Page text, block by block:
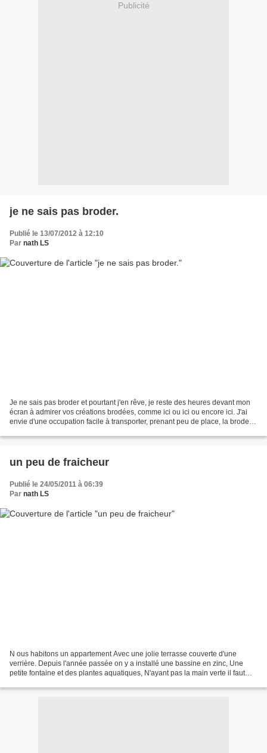
Publicité
je ne sais pas broder.
Publié le 13/07/2012 à 12:10
Par nath LS
Je ne sais pas broder et pourtant j'en rêve, je reste des heures devant mon
écran à admirer vos créations brodées, comme ici ou ici ou encore ici. J'ai
envie d'une occupation facile à transporter, prenant peu de place, la broderie
un peu de fraicheur
Publié le 24/05/2011 à 06:39
Par nath LS
N ous habitons un appartement Avec une jolie terrasse couverte d'une
verrière. Depuis l'année passée on y a installé une bassine en zinc, Une
petite fontaine et des plantes aquatiques, N'ayant pas la main verte il faut